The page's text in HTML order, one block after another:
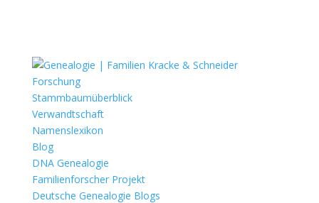
Forschung
Stammbaumüberblick
Verwandtschaft
Namenslexikon
Blog
DNA Genealogie
Familienforscher Projekt
Deutsche Genealogie Blogs